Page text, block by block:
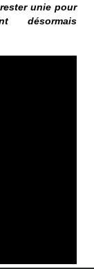
unie pour
désormais